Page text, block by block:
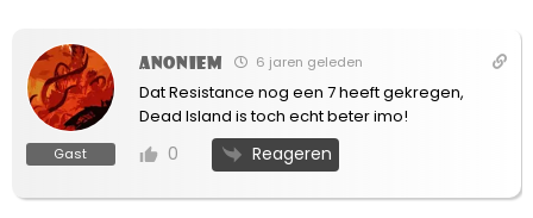
Gast
Anoniem 6 jaren geleden
Dat Resistance nog een 7 heeft gekregen,
Dead Island is toch echt beter imo!
0 Reageren